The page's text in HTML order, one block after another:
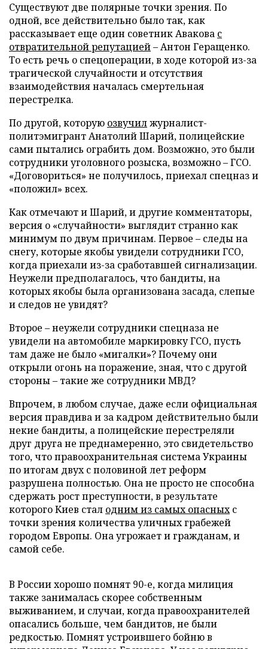
Существуют две полярные точки зрения. По
одной, все действительно было так, как
рассказывает еще один советник Авакова с
отвратительной репутацией– Антон Геращенко.
То есть речь о спецоперации, в ходе которой из-за
трагической случайности и отсутствия
взаимодействия началась смертельная
перестрелка.
По другой, которую озвучилжурналист-
политэмигрант Анатолий Шарий, полицейские
сами пытались ограбить дом. Возможно, это были
сотрудники уголовного розыска, возможно – ГСО.
«Договориться» не получилось, приехал спецназ и
«положил» всех.
Как отмечают и Шарий, и другие комментаторы,
версия о «случайности» выглядит странно как
минимум по двум причинам. Первое – следы на
снегу, которые якобы увидели сотрудники ГСО,
когда приехали из-за сработавшей сигнализации.
Неужели предполагалось, что бандиты, на
которых якобы была организована засада, слепые
и следов не увидят?
Второе – неужели сотрудники спецназа не
увидели на автомобиле маркировку ГСО, пусть
там даже не было «мигалки»? Почему они
открыли огонь на поражение, зная, что с другой
стороны – такие же сотрудники МВД?
Впрочем, в любом случае, даже если официальная
версия правдива и за кадром действительно были
некие бандиты, а полицейские перестреляли
друг друга не преднамеренно, это свидетельство
того, что правоохранительная система Украины
по итогам двух с половиной лет реформ
разрушена полностью. Она не просто не способна
сдержать рост преступности, в результате
которого Киев стал одним из самых опасныхс
точки зрения количества уличных грабежей
городом Европы. Она угрожает и гражданам, и
самой себе.
В России хорошо помнят 90-е, когда милиция
также занималась скорее собственным
выживанием, и случаи, когда правоохранителей
опасались больше, чем бандитов, не были
редкостью. Помнят устроившего бойню в